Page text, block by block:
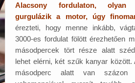
Alacsony fordulaton, olyan
gurgulázik a motor, úgy
érezteti, hogy menne inkább,
3000-es fordulat fölött érezhetően
másodpercek tört része alatt
lehet elérni, két szűk kanyar
másodperc alatt van